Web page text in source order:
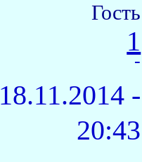
Гость
1
-
18.11.2014 -
20:43